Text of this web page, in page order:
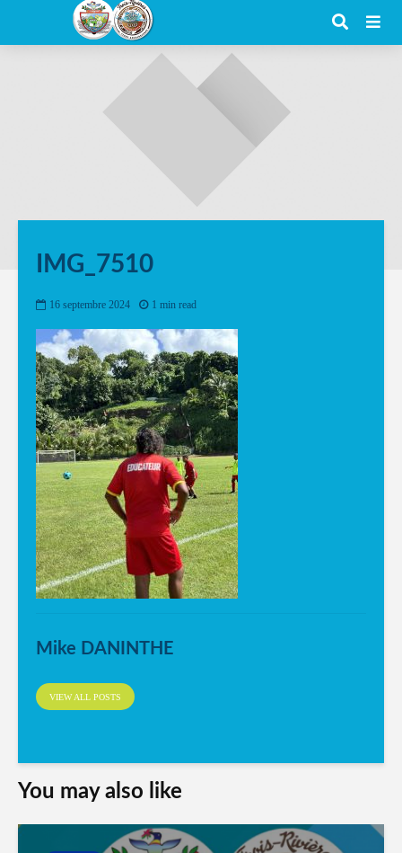
IMG_7510
16 septembre 2024 1 min read
Mike DANINTHE
VIEW ALL POSTS
You may also like